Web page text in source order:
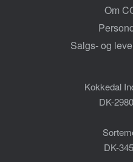
Om
Salgs- og
Kokkedal
DK-
DK-